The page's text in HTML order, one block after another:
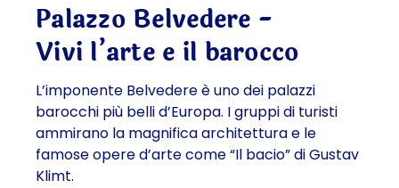
Palazzo Belvedere -
Vivi l’arte e il barocco
L’imponente Belvedere è uno dei palazzi
barocchi più belli d’Europa. I gruppi di turisti
ammirano la magnifica architettura e le
famose opere d’arte come “Il bacio” di Gustav
Klimt.